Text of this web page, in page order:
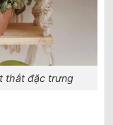
thắt đặc trưng